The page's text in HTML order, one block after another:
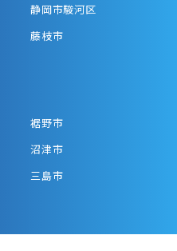
静岡市駿河区
藤枝市
裾野市
沼津市
三島市